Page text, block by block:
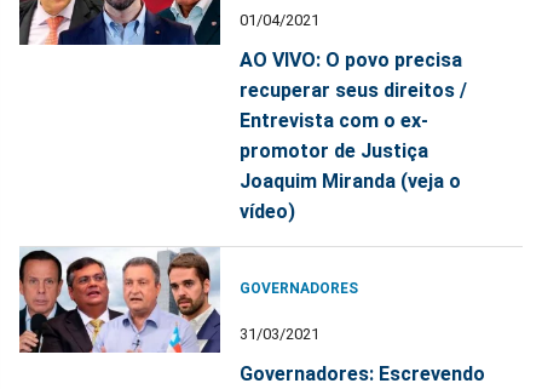
01/04/2021
AO VIVO: O povo precisa
recuperar seus direitos /
Entrevista com o ex-
promotor de Justiça
Joaquim Miranda (veja o
vídeo)
GOVERNADORES
31/03/2021
Governadores: Escrevendo